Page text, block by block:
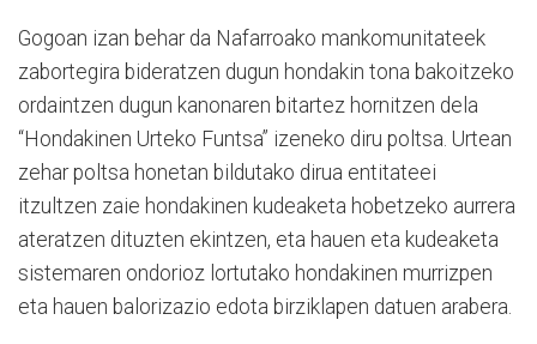
Gogoan izan behar da Nafarroako mankomunitateek
zabortegira bideratzen dugun hondakin tona bakoitzeko
ordaintzen dugun kanonaren bitartez hornitzen dela
“Hondakinen Urteko Funtsa” izeneko diru poltsa. Urtean
zehar poltsa honetan bildutako dirua entitateei
itzultzen zaie hondakinen kudeaketa hobetzeko aurrera
ateratzen dituzten ekintzen, eta hauen eta kudeaketa
sistemaren ondorioz lortutako hondakinen murrizpen
eta hauen balorizazio edota birziklapen datuen arabera.